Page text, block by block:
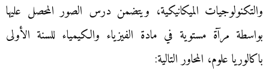
والتكنولوجيات الميكانيكية، ويتضمن درس الصور المحصل عليها
بواسطة مرآة مستوية في مادة الفيزياء والكيمياء للسنة الأولى
باكالوريا علوم، المحاور التالية: